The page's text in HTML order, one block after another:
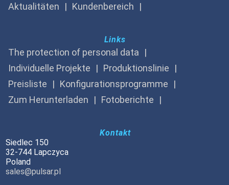
Aktualitäten
Kundenbereich
Links
The protection of personal data
Individuelle Projekte
Produktionslinie
Preisliste
Konfigurationsprogramme
Zum Herunterladen
Fotoberichte
Kontakt
Siedlec 150
32-744 Lapczyca
Poland
sales@pulsar.pl